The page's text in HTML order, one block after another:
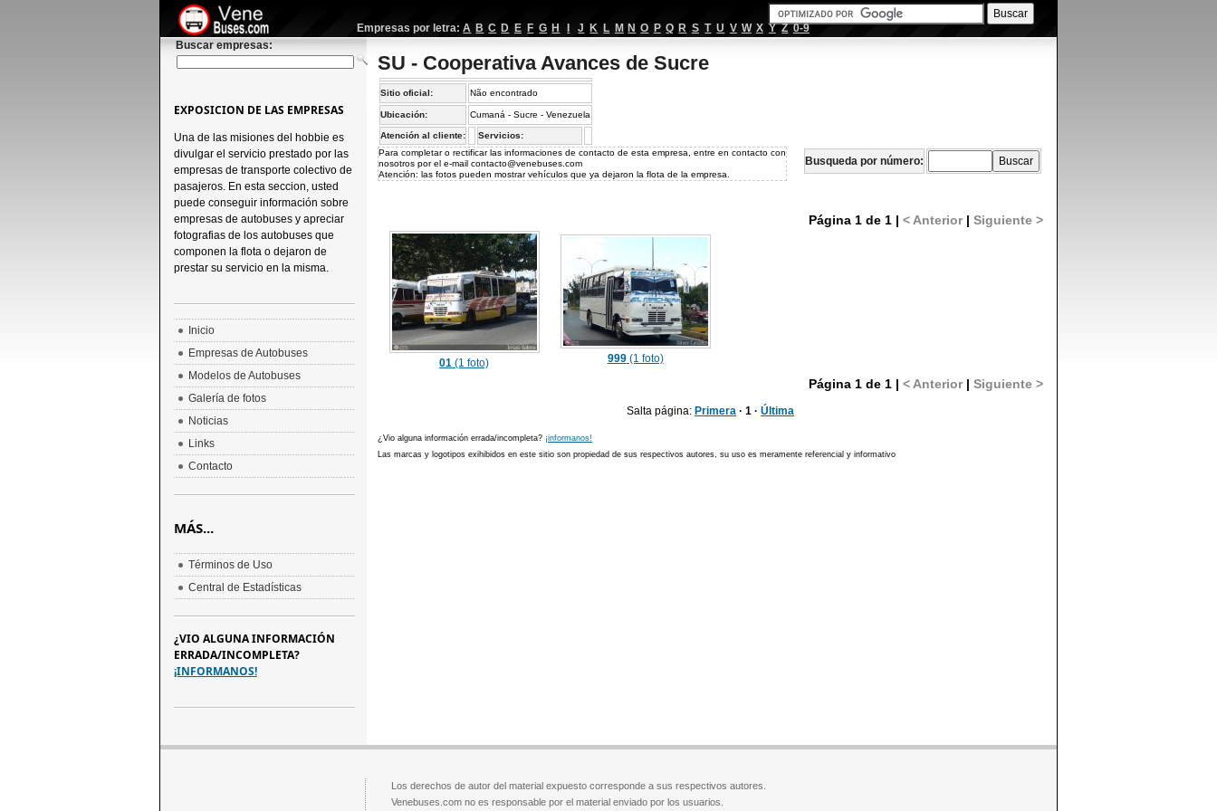
Empresas por letra: A B C D E F G H J K L M N O P Q R S T U V W X Y Z 0-9
Buscar empresas:
SU - Cooperativa Avances de Sucre
Sitio oficial: Não encontrado
Ubicación: Cumaná - Sucre - Venezuela
Atención al cliente:
Servicios:
Para completar o rectificar las informaciones de contacto de esta empresa, entre en contacto con
nosotros por el e-mailcontacto@venebuses.com
Atención: las fotos pueden mostrar vehículos que ya dejaron la flota de la empresa.
Busqueda por número:
Página 1 de 1 |< Anterior|Siguiente >
01 (1 foto) 999(1 foto)
Página 1 de 1 |< Anterior|Siguiente >
Salta página: Primera · 1 ·Última
¿Vio alguna información errada/incompleta? ¡informanos!
Las marcas y logotipos exihibidos en este sitio son propiedad de sus respectivos autores, su uso es meramente referencial y informativo
EXPOSICION DE LAS EMPRESAS
Una de las misiones del hobbie es
divulgar el servicio prestado por las
empresas de transporte colectivo de
pasajeros. En esta seccion, usted
puede conseguir información sobre
empresas de autobuses y apreciar
fotografias de los autobuses que
componen la flota o dejaron de
prestar su servicio en la misma.
Inicio
Empresas de Autobuses
Modelos de Autobuses
Galería de fotos
Noticias
Links
Contacto
MÁS...
Términos de Uso
Central de Estadísticas
¿VIO ALGUNA INFORMACIÓN
ERRADA/INCOMPLETA?
¡INFORMANOS!
Los derechos de autor del material expuesto corresponde a sus respectivos autores.
Venebuses.com no es responsable por el material enviado por los usuarios.